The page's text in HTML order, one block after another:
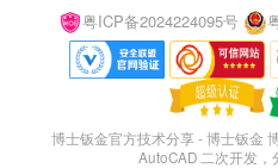
粤ICP备2024224095号
博士钣金官方技术分享 - 博士钣金
AutoCAD 二次开发，